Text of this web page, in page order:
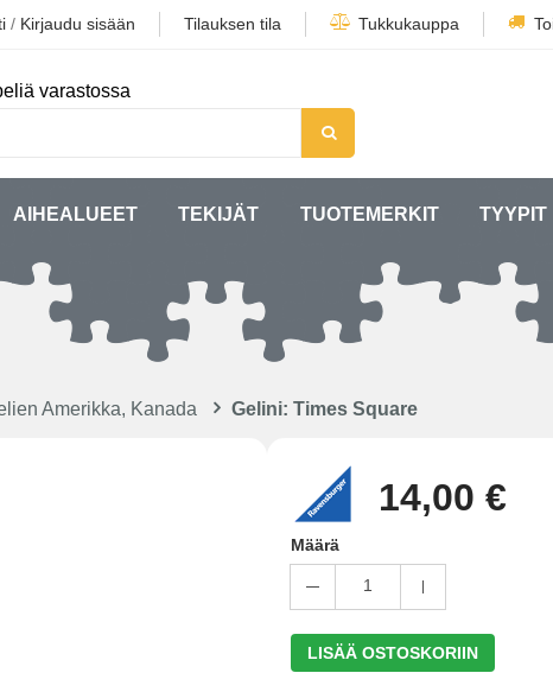
/ Kirjaudu sisään Tilauksen tila Tukkukauppa
varastossa
AIHEALUEET TEKIJÄT TUOTEMERKIT TYYPIT
Amerikka, Kanada Gelini: Times Square
14,00 €
Määrä
1
LISÄÄ OSTOSKORIIN